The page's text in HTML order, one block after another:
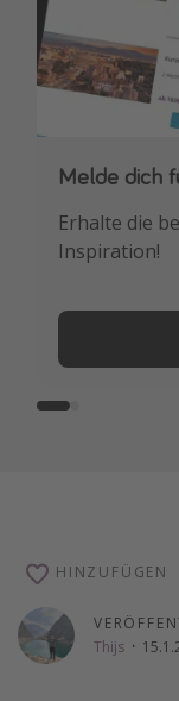
Last Minute
Last Minute
Melde dich
Erhalte die
Inspiration!
Downloade
Buche die
Erstes.
Thijs ·
HINZUFÜGEN